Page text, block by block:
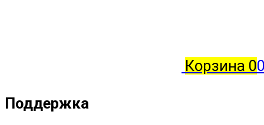
Корзина 0
Поддержка